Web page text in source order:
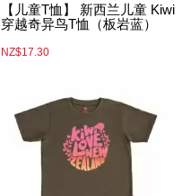
【儿童T恤】 新西兰儿童 Kiwi
穿越奇异鸟T恤（板岩蓝）
NZ$17.30